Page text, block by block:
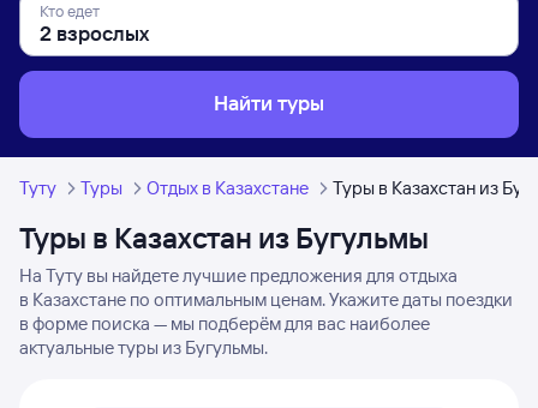
Кто едет
Найти туры
Туту Туры Отдых в Казахстане Туры в Казахстан из
Туры в Казахстан из Бугульмы
На Туту вы найдете лучшие предложения для отдыха
в Казахстане по оптимальным ценам. Укажите даты поездки
в форме поиска — мы подберём для вас наиболее
актуальные туры из Бугульмы.